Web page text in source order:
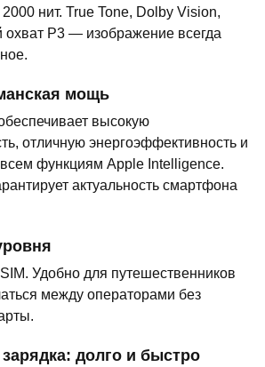
нит. True Tone, Dolby Vision,
охват P3 — изображение всегда
мощь
высокую
отличную энергоэффективность и
функциям Apple Intelligence.
актуальность смартфона
Удобно для путешественников
между операторами без
долго и быстро